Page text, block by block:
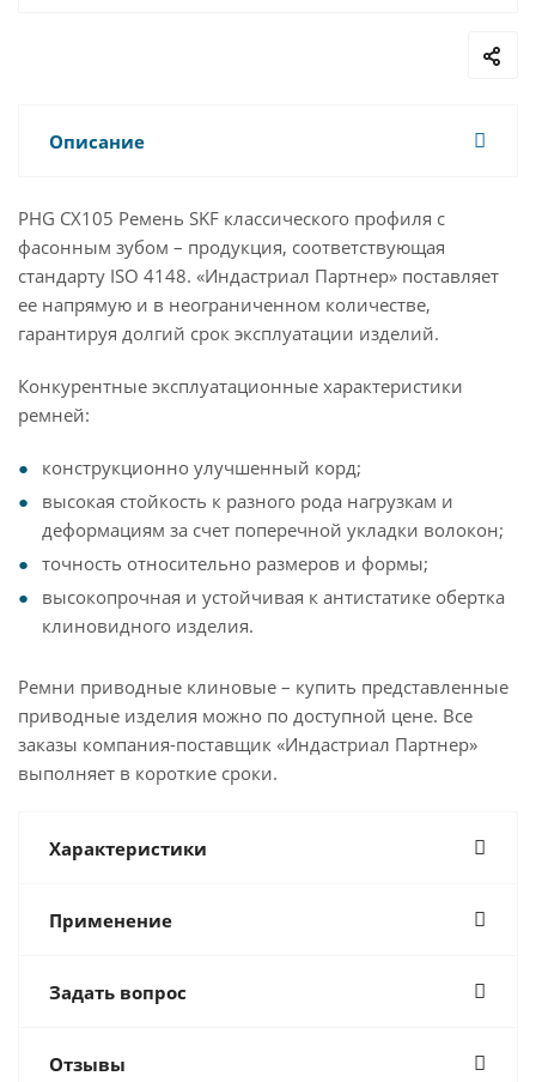
Описание
PHG CX105 Ремень SKF классического профиля с
фасонным зубом – продукция, соответствующая
стандарту ISO 4148. «Индастриал Партнер» поставляет
ее напрямую и в неограниченном количестве,
гарантируя долгий срок эксплуатации изделий.
Конкурентные эксплуатационные характеристики
ремней:
конструкционно улучшенный корд;
высокая стойкость к разного рода нагрузкам и
деформациям за счет поперечной укладки волокон;
точность относительно размеров и формы;
высокопрочная и устойчивая к антистатике обертка
клиновидного изделия.
Ремни приводные клиновые – купить представленные
приводные изделия можно по доступной цене. Все
заказы компания-поставщик «Индастриал Партнер»
выполняет в короткие сроки.
Характеристики
Применение
Задать вопрос
Отзывы